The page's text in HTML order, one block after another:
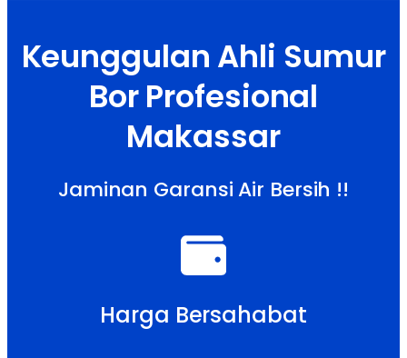
Keunggulan Ahli Sumur
Bor Profesional
Makassar
Jaminan Garansi Air Bersih !!
Harga Bersahabat